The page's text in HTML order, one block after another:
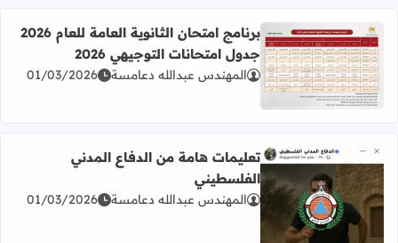
اقرأ المزيد عن برنامج امتحان الثانوية العامة للعام 2026 جدول امتحانات التوجيهي 2026
برنامج امتحان الثانوية العامة للعام 2026
جدول امتحانات التوجيهي 2026
المهندس عبدالله دعامسة 01/03/2026
اقرأ المزيد عن تعليمات هامة من الدفاع المدني الفلسطيني
تعليمات هامة من الدفاع المدني
الفلسطيني
المهندس عبدالله دعامسة 01/03/2026